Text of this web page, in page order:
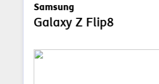
Samsung
Galaxy Z Flip8